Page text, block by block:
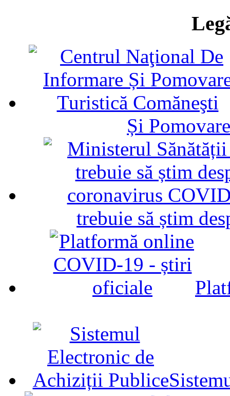
Și
trebuie să știm